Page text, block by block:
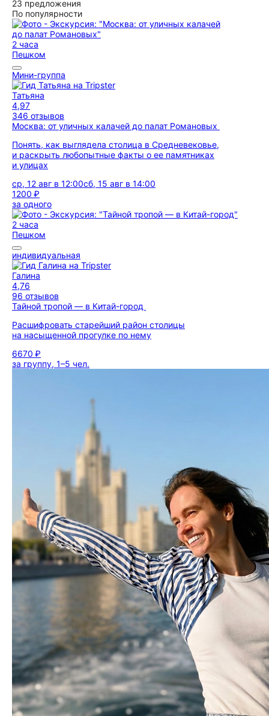
23 предложения
По популярности
2 часа
Пешком
Мини-группа
Татьяна
4,97
346 отзывов
Москва: от уличных калачей до палат Романовых
Понять, как выглядела столица в Средневековье,
и раскрыть любопытные факты о ее памятниках
и улицах
ср, 12 авг в 12:00сб, 15 авг в 14:00
1200 ₽
за одного
2 часа
Пешком
индивидуальная
Галина
4,76
96 отзывов
Тайной тропой — в Китай-город
Расшифровать старейший район столицы
на насыщенной прогулке по нему
6670 ₽
за группу, 1–5 чел.